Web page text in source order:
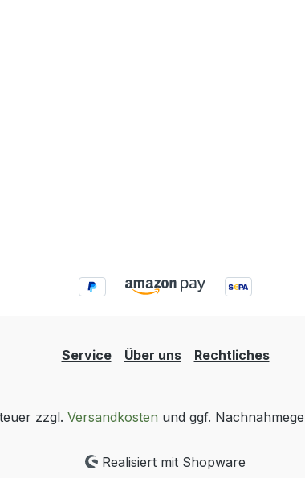
Service Über uns Rechtliches
zzgl. Versandkosten und ggf.
Realisiert mit Shopware